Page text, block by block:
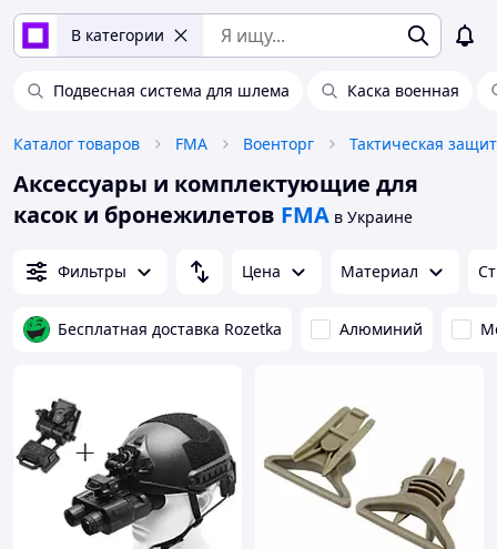
В категории
Подвесная система для шлема Каска военная
Каталог товаров FMA Военторг Тактическая
Аксессуары и комплектующие для
касок и бронежилетов FMA в Украине
Фильтры Цена Материал
Бесплатная доставка Rozetka Алюминий